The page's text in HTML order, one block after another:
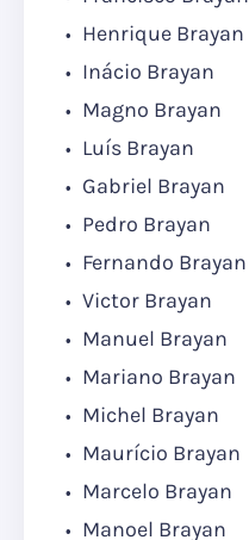
Henrique Brayan
Inácio Brayan
Magno Brayan
Luís Brayan
Gabriel Brayan
Pedro Brayan
Fernando Brayan
Victor Brayan
Manuel Brayan
Mariano Brayan
Michel Brayan
Maurício Brayan
Marcelo Brayan
Manoel Brayan